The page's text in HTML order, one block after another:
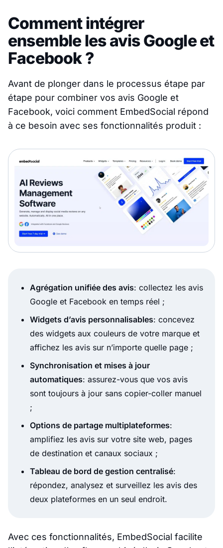
Comment intégrer
ensemble les avis Google et
Facebook ?
Avant de plonger dans le processus étape par
étape pour combiner vos avis Google et
Facebook, voici comment EmbedSocial répond
à ce besoin avec ses fonctionnalités produit :
Agrégation unifiée des avis: collectez les avis
Google et Facebook en temps réel ;
Widgets d’avis personnalisables: concevez
des widgets aux couleurs de votre marque et
affichez les avis sur n’importe quelle page ;
Synchronisation et mises à jour
automatiques: assurez-vous que vos avis
sont toujours à jour sans copier-coller manuel
;
Options de partage multiplateformes:
amplifiez les avis sur votre site web, pages
de destination et canaux sociaux ;
Tableau de bord de gestion centralisé:
répondez, analysez et surveillez les avis des
deux plateformes en un seul endroit.
Avec ces fonctionnalités, EmbedSocial facilite